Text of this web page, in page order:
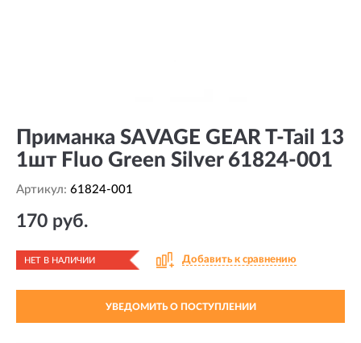
Приманка SAVAGE GEAR T-Tail 13
1шт Fluo Green Silver 61824-001
Артикул: 61824-001
170 руб.
НЕТ В НАЛИЧИИ Добавить к сравнению
УВЕДОМИТЬ О ПОСТУПЛЕНИИ